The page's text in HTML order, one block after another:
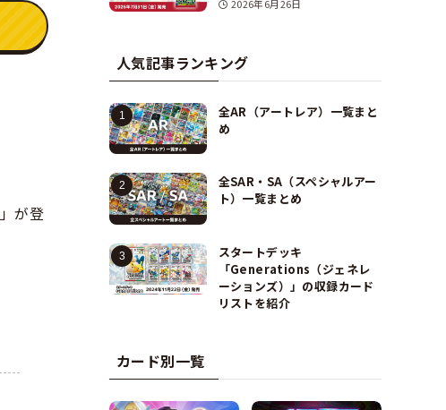
」が登
2026年6月26日
人気記事ランキング
全AR（アートレア）一覧まと
め
全SAR・SA（スペシャルアー
ト）一覧まとめ
スタートデッキ
「Generations（ジェネレ
ーションズ）」の収録カード
リストを紹介
カード別一覧